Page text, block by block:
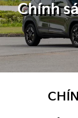
Chính